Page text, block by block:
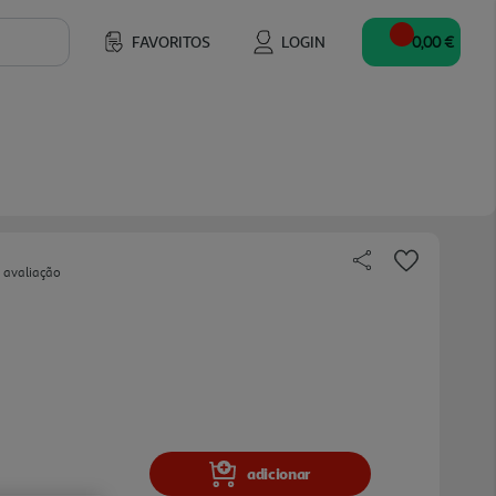
FAVORITOS LOGIN 0,00 €
avaliação
adicionar